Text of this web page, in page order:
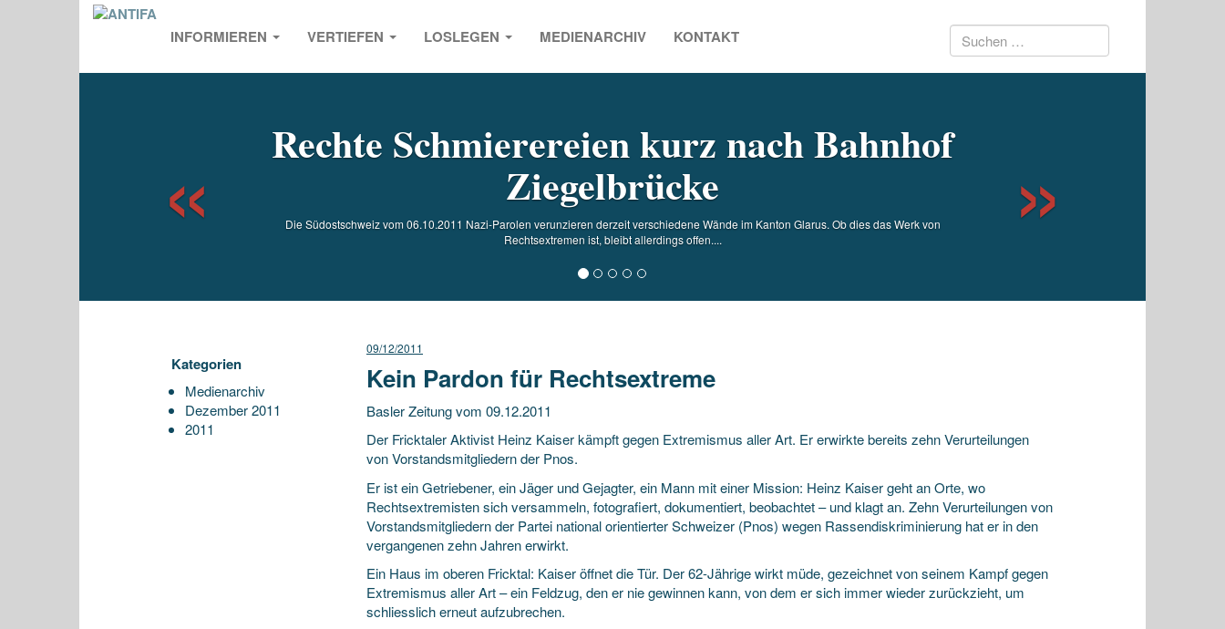
INFORMIEREN VERTIEFEN LOSLEGEN MEDIENARCHIV KONTAKT Suchen
Rechte Schmierereien kurz nach Bahnhof
Ziegelbrücke
Die Südostschweiz vom 06.10.2011 Nazi-Parolen verunzieren derzeit verschiedene Wände im Kanton Glarus. Ob dies das Werk von
Rechtsextremen ist, bleibt allerdings offen....
Previous
Kategorien
Medienarchiv
Dezember 2011
2011
09/12/2011
Kein Pardon für Rechtsextreme
Basler Zeitung vom 09.12.2011
Der Fricktaler Aktivist Heinz Kaiser kämpft gegen Extremismus aller Art. Er erwirkte bereits zehn Verurteilungen
von Vorstandsmitgliedern der Pnos.
Er ist ein Getriebener, ein Jäger und Gejagter, ein Mann mit einer Mission: Heinz Kaiser geht an Orte, wo
Rechtsextremisten sich versammeln, fotografiert, dokumentiert, beobachtet – und klagt an. Zehn Verurteilungen von
Vorstandsmitgliedern der Partei national orientierter Schweizer (Pnos) wegen Rassendiskriminierung hat er in den
vergangenen zehn Jahren erwirkt.
Ein Haus im oberen Fricktal: Kaiser öffnet die Tür. Der 62-Jährige wirkt müde, gezeichnet von seinem Kampf gegen
Extremismus aller Art – ein Feldzug, den er nie gewinnen kann, von dem er sich immer wieder zurückzieht, um
schliesslich erneut aufzubrechen.